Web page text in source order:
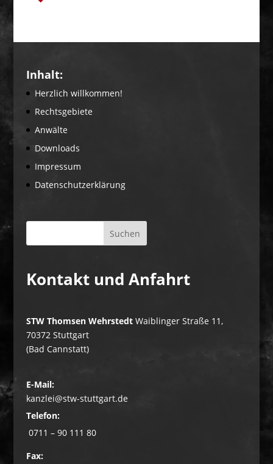
Inhalt:
Herzlich willkommen!
Rechtsgebiete
Anwälte
Downloads
Impressum
Datenschutzerklärung
Kontakt und Anfahrt
STW Thomsen WehrstedtWaiblinger Straße 11,
70372 Stuttgart
(Bad Cannstatt)
E-Mail:
kanzlei@stw-stuttgart.de
Telefon:
0711 – 90 111 80
Fax: